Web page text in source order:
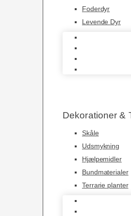
Foderdyr
Levende Dyr
Dekorationer &
Skåle
Udsmykning
Hjælpemidler
Bundmaterialer
Terrarie planter